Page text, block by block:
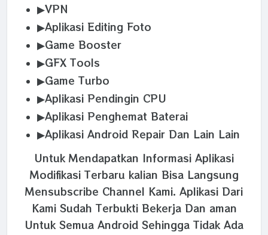
▶VPN
▶Aplikasi Editing Foto
▶Game Booster
▶GFX Tools
▶Game Turbo
▶Aplikasi Pendingin CPU
▶Aplikasi Penghemat Baterai
▶Aplikasi Android Repair Dan Lain Lain
Untuk Mendapatkan Informasi Aplikasi
Modifikasi Terbaru kalian Bisa Langsung
Mensubscribe Channel Kami. Aplikasi Dari
Kami Sudah Terbukti Bekerja Dan aman
Untuk Semua Android Sehingga Tidak Ada